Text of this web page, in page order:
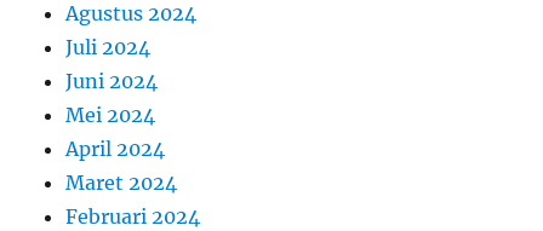
Agustus 2024
Juli 2024
Juni 2024
Mei 2024
April 2024
Maret 2024
Februari 2024